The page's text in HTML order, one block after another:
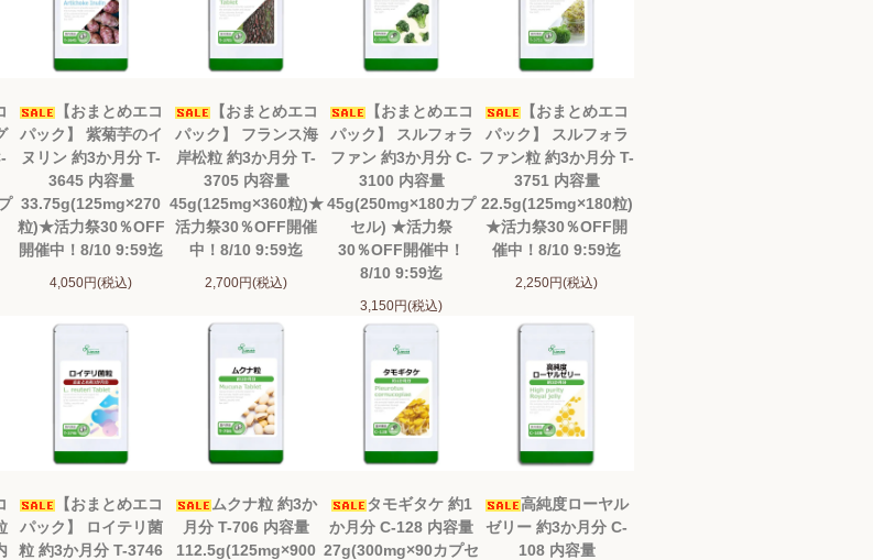
【おまとめエコ
パック】 紫菊芋のイ
ヌリン 約3か月分 T-
3645 内容量
33.75g(125mg×270
粒)★活力祭30％OFF
開催中！8/10 9:59迄
4,050円(税込)
【おまとめエコ
パック】 フランス海
岸松粒 約3か月分 T-
3705 内容量
45g(125mg×360粒)★
活力祭30％OFF開催
中！8/10 9:59迄
2,700円(税込)
【おまとめエコ
パック】 スルフォラ
ファン 約3か月分 C-
3100 内容量
45g(250mg×180カプ
セル) ★活力祭
30％OFF開催中！
8/10 9:59迄
3,150円(税込)
【おまとめエコ
パック】 スルフォラ
ファン粒 約3か月分 T-
3751 内容量
22.5g(125mg×180粒)
★活力祭30％OFF開
催中！8/10 9:59迄
2,250円(税込)
【おまとめエコ
パック】 ロイテリ菌
粒 約3か月分 T-3746
ムクナ粒 約3か
月分 T-706 内容量
112.5g(125mg×900
タモギタケ 約1
か月分 C-128 内容量
27g(300mg×90カプセ
高純度ローヤル
ゼリー 約3か月分 C-
108 内容量